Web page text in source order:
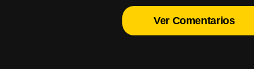
Ver Comentarios